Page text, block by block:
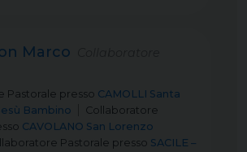
Marco
Pastorale presso CAMOLLI Santa
Bambino
Collaboratore
CAVOLANO San Lorenzo
Pastorale presso SACILE –